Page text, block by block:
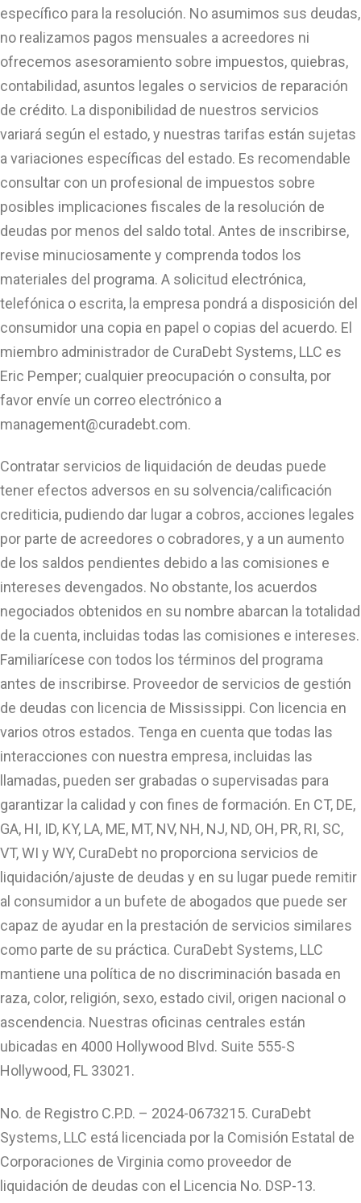
específico para la resolución. No asumimos sus deudas,
no realizamos pagos mensuales a acreedores ni
ofrecemos asesoramiento sobre impuestos, quiebras,
contabilidad, asuntos legales o servicios de reparación
de crédito. La disponibilidad de nuestros servicios
variará según el estado, y nuestras tarifas están sujetas
a variaciones específicas del estado. Es recomendable
consultar con un profesional de impuestos sobre
posibles implicaciones fiscales de la resolución de
deudas por menos del saldo total. Antes de inscribirse,
revise minuciosamente y comprenda todos los
materiales del programa. A solicitud electrónica,
telefónica o escrita, la empresa pondrá a disposición del
consumidor una copia en papel o copias del acuerdo. El
miembro administrador de CuraDebt Systems, LLC es
Eric Pemper; cualquier preocupación o consulta, por
favor envíe un correo electrónico a
management@curadebt.com.
Contratar servicios de liquidación de deudas puede
tener efectos adversos en su solvencia/calificación
crediticia, pudiendo dar lugar a cobros, acciones legales
por parte de acreedores o cobradores, y a un aumento
de los saldos pendientes debido a las comisiones e
intereses devengados. No obstante, los acuerdos
negociados obtenidos en su nombre abarcan la totalidad
de la cuenta, incluidas todas las comisiones e intereses.
Familiarícese con todos los términos del programa
antes de inscribirse. Proveedor de servicios de gestión
de deudas con licencia de Mississippi. Con licencia en
varios otros estados. Tenga en cuenta que todas las
interacciones con nuestra empresa, incluidas las
llamadas, pueden ser grabadas o supervisadas para
garantizar la calidad y con fines de formación. En CT, DE,
GA, HI, ID, KY, LA, ME, MT, NV, NH, NJ, ND, OH, PR, RI, SC,
VT, WI y WY, CuraDebt no proporciona servicios de
liquidación/ajuste de deudas y en su lugar puede remitir
al consumidor a un bufete de abogados que puede ser
capaz de ayudar en la prestación de servicios similares
como parte de su práctica. CuraDebt Systems, LLC
mantiene una política de no discriminación basada en
raza, color, religión, sexo, estado civil, origen nacional o
ascendencia. Nuestras oficinas centrales están
ubicadas en 4000 Hollywood Blvd. Suite 555-S
Hollywood, FL 33021.
No. de Registro C.P.D. – 2024-0673215. CuraDebt
Systems, LLC está licenciada por la Comisión Estatal de
Corporaciones de Virginia como proveedor de
liquidación de deudas con el Licencia No. DSP-13.